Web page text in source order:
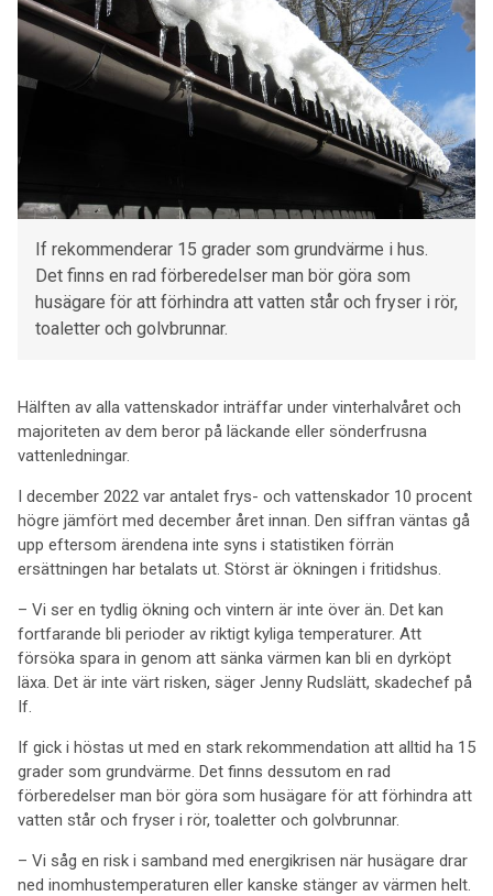
If rekommenderar 15 grader som grundvärme i hus.
Det finns en rad förberedelser man bör göra som
husägare för att förhindra att vatten står och fryser i rör,
toaletter och golvbrunnar.
Hälften av alla vattenskador inträffar under vinterhalvåret och
majoriteten av dem beror på läckande eller sönderfrusna
vattenledningar.
I december 2022 var antalet frys- och vattenskador 10 procent
högre jämfört med december året innan. Den siffran väntas gå
upp eftersom ärendena inte syns i statistiken förrän
ersättningen har betalats ut. Störst är ökningen i fritidshus.
– Vi ser en tydlig ökning och vintern är inte över än. Det kan
fortfarande bli perioder av riktigt kyliga temperaturer. Att
försöka spara in genom att sänka värmen kan bli en dyrköpt
läxa. Det är inte värt risken, säger Jenny Rudslätt, skadechef på
If.
If gick i höstas ut med en stark rekommendation att alltid ha 15
grader som grundvärme. Det finns dessutom en rad
förberedelser man bör göra som husägare för att förhindra att
vatten står och fryser i rör, toaletter och golvbrunnar.
– Vi såg en risk i samband med energikrisen när husägare drar
ned inomhustemperaturen eller kanske stänger av värmen helt.